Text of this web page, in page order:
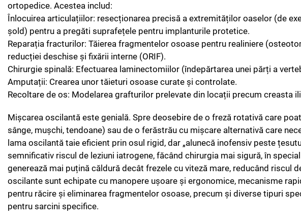
ortopedice. Acestea includ:
Înlocuirea articulațiilor: resecționarea precisă a extremităților oaselor (de
șold) pentru a pregăti suprafețele pentru implanturile protetice.
Reparația fracturilor: Tăierea fragmentelor osoase pentru realiniere
reducției deschise și fixării interne (ORIF).
Chirurgie spinală: Efectuarea laminectomiilor (îndepărtarea unei părți a
Amputații: Crearea unor tăieturi osoase curate și controlate.
Recoltare de os: Modelarea grafturilor prelevate din locații precum creasta
Mișcarea oscilantă este genială. Spre deosebire de o freză rotativă care
sânge, mușchi, tendoane) sau de o ferăstrău cu mișcare alternativă care
lama oscilantă taie eficient prin osul rigid, dar „alunecă inofensiv peste
semnificativ riscul de leziuni iatrogene, făcând chirurgia mai sigură, în
generează mai puțină căldură decât frezele cu viteză mare, reducând riscul
oscilante sunt echipate cu manopere ușoare și ergonomice, mecanisme
pentru răcire și eliminarea fragmentelor osoase, precum și diverse tipuri
pentru sarcini specifice.